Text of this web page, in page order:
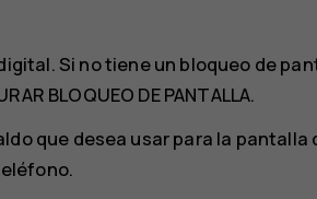
. Si no tiene un bloqueo de
BLOQUEO DE PANTALLA.
que desea usar para la pantalla